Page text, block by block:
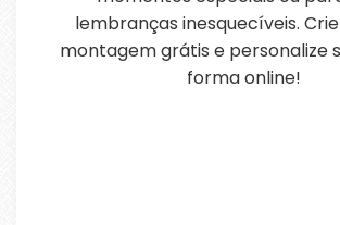
lembranças inesquecíveis.
montagem grátis e personalize
forma online!